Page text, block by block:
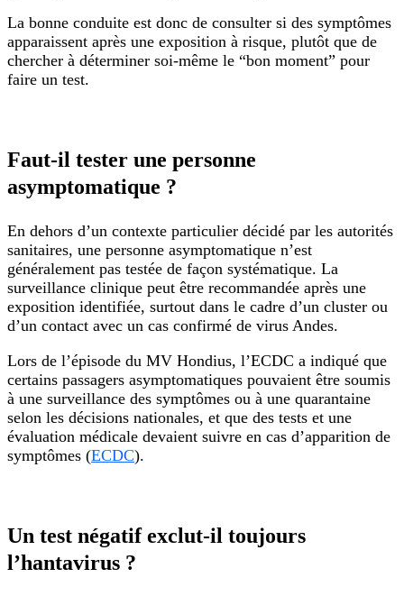
La bonne conduite est donc de consulter si des symptômes
apparaissent après une exposition à risque, plutôt que de
chercher à déterminer soi-même le “bon moment” pour
faire un test.
Faut-il tester une personne
asymptomatique ?
En dehors d’un contexte particulier décidé par les autorités
sanitaires, une personne asymptomatique n’est
généralement pas testée de façon systématique. La
surveillance clinique peut être recommandée après une
exposition identifiée, surtout dans le cadre d’un cluster ou
d’un contact avec un cas confirmé de virus Andes.
Lors de l’épisode du MV Hondius, l’ECDC a indiqué que
certains passagers asymptomatiques pouvaient être soumis
à une surveillance des symptômes ou à une quarantaine
selon les décisions nationales, et que des tests et une
évaluation médicale devaient suivre en cas d’apparition de
symptômes (ECDC).
Un test négatif exclut-il toujours
l’hantavirus ?